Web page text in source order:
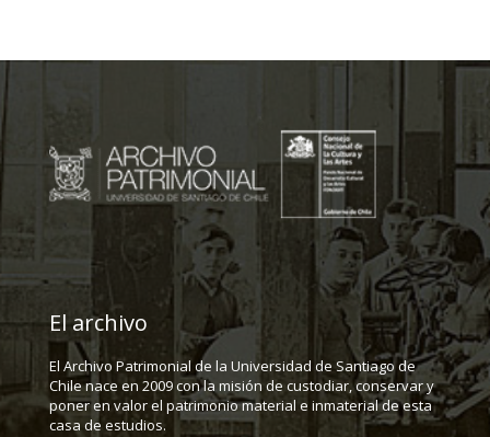
El archivo
El Archivo Patrimonial de la Universidad de Santiago de
Chile nace en 2009 con la misión de custodiar, conservar y
poner en valor el patrimonio material e inmaterial de esta
casa de estudios.